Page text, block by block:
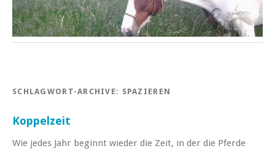
SCHLAGWORT-ARCHIVE: SPAZIEREN
Koppelzeit
Wie jedes Jahr beginnt wieder die Zeit, in der die Pferde